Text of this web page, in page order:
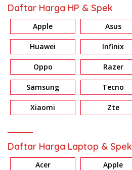
Daftar Harga HP & Spek
Apple Asus
Huawei Infinix
Oppo Razer
Samsung Tecno
Xiaomi Zte
Daftar Harga Laptop & Spek
Acer Apple